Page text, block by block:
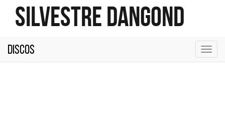
Silvestre Dangond
Discos